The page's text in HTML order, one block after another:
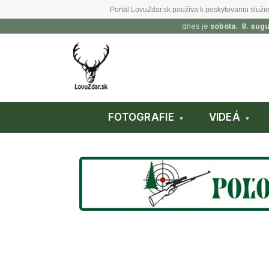
Portál LovuZdar.sk používa k poskytovaniu
dnes je sobota, 8.
FOTOGRAFIE VIDEÁ